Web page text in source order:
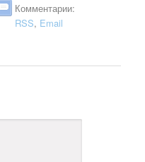
Комментарии:
RSS, Email